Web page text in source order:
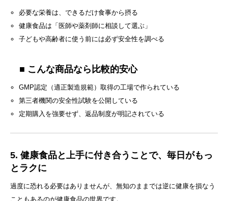
必要な栄養は、できるだけ食事から摂る
健康食品は「医師や薬剤師に相談して選ぶ」
子どもや高齢者に使う前には必ず安全性を調べる
■ こんな商品なら比較的安心
GMP認定（適正製造規範）取得の工場で作られている
第三者機関の安全性試験を公開している
定期購入を強要せず、返品制度が明記されている
5. 健康食品と上手に付き合うことで、毎日がもっ
とラクに
過度に恐れる必要はありませんが、無知のままでは逆に健康を損なう
こともあるのが健康食品の世界です。